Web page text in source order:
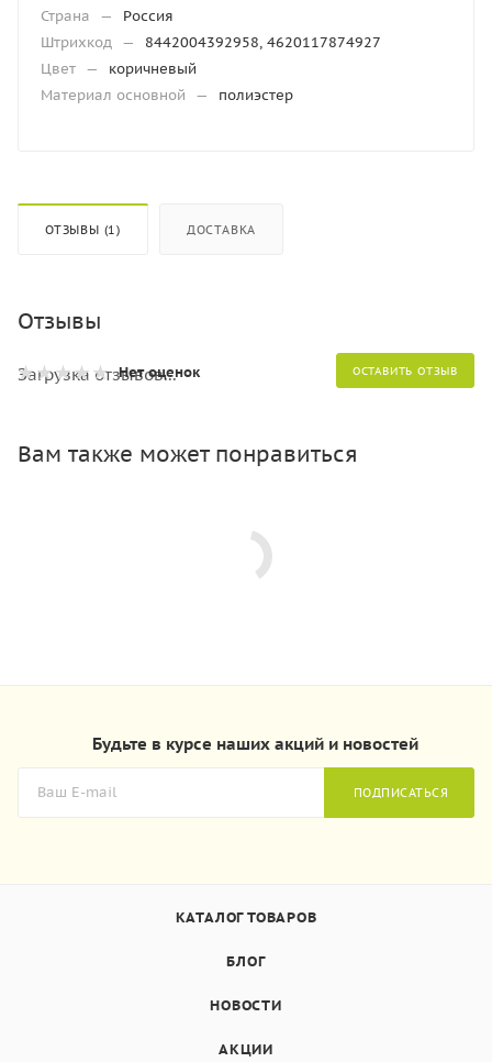
Страна
—
Россия
Штрихкод —
8442004392958, 4620117874927
Цвет —
коричневый
Материал основной
— полиэстер
ОТЗЫВЫ (1) ДОСТАВКА
Отзывы
Нет оценок ОСТАВИТЬ ОТЗЫВ
Загрузка отзывов...
Вам также может понравиться
Будьте в курсе наших акций и новостей
ПОДПИСАТЬСЯ
КАТАЛОГ ТОВАРОВ
БЛОГ
НОВОСТИ
АКЦИИ